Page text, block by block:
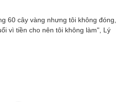
60 cây vàng nhưng tôi không đóng,
vì tiền cho nên tôi không làm", Lý